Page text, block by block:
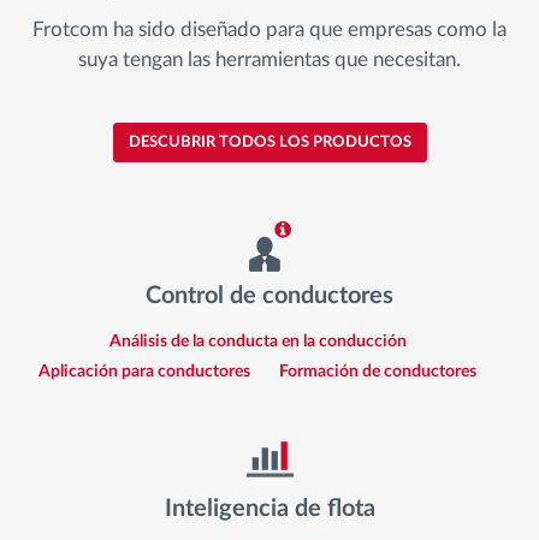
Frotcom ha sido diseñado para que empresas como la
suya tengan las herramientas que necesitan.
DESCUBRIR TODOS LOS PRODUCTOS
Control de conductores
Análisis de la conducta en la conducción
Aplicación para conductores
Formación de conductores
Inteligencia de flota